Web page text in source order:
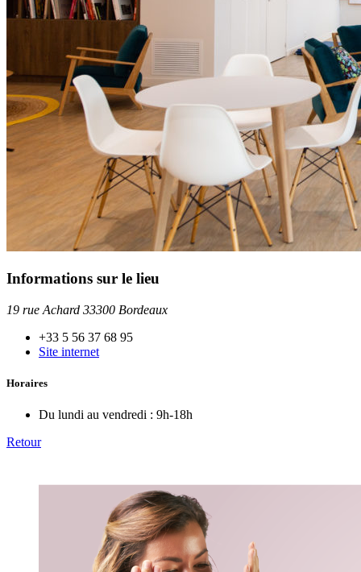
Informations sur le lieu
19 rue Achard 33300 Bordeaux
+33 5 56 37 68 95
Site internet
Horaires
Du lundi au vendredi : 9h-18h
Retour